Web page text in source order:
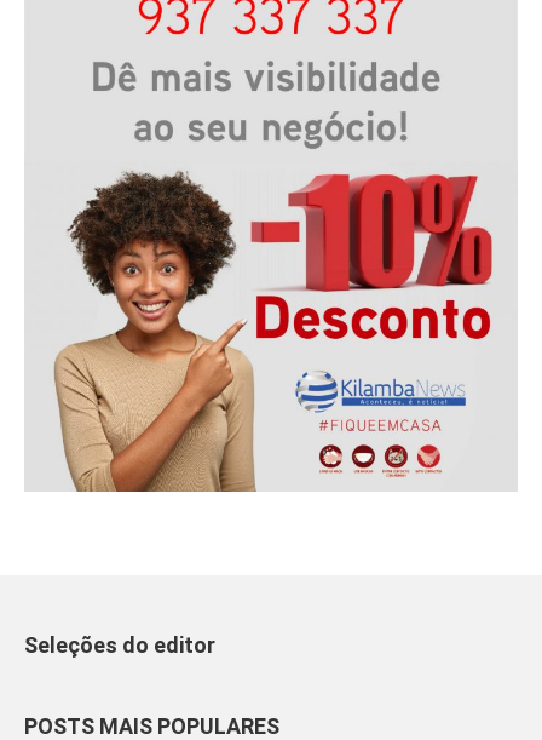
Seleções do editor
POSTS MAIS POPULARES